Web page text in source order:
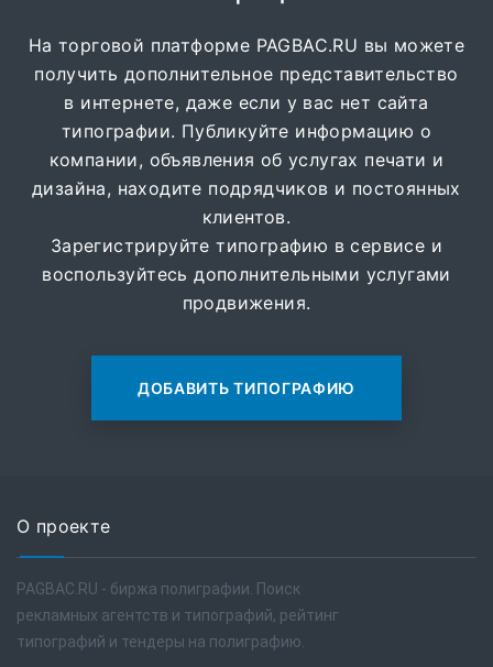
На торговой платформе PAGBAC.RU вы можете
получить дополнительное представительство
в интернете, даже если у вас нет сайта
типографии. Публикуйте информацию о
компании, объявления об услугах печати и
дизайна, находите подрядчиков и постоянных
клиентов.
Зарегистрируйте типографию в сервисе и
воспользуйтесь дополнительными услугами
продвижения.
ДОБАВИТЬ ТИПОГРАФИЮ
О проекте
PAGBAC.RU - биржа полиграфии. Поиск
рекламных агентств и типографий, рейтинг
типографий и тендеры на полиграфию.